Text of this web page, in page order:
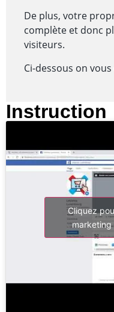
De plus, votre
complète et donc
visiteurs.
Ci-dessous on
Instruction
Cliquez
marketing